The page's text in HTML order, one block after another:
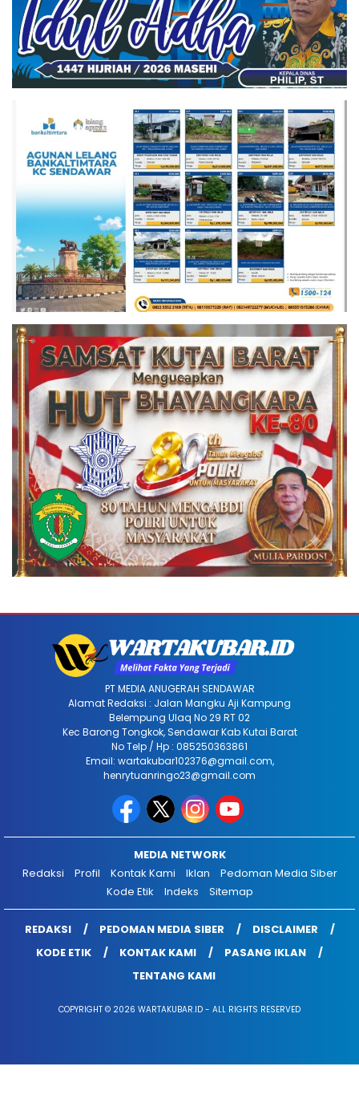
PT MEDIA ANUGERAH SENDAWAR
Alamat Redaksi : Jalan Mangku Aji Kampung
Belempung Ulaq No 29 RT 02
Kec Barong Tongkok, Sendawar Kab Kutai Barat
No Telp / Hp : 085250363861
Email: wartakubar102376@gmail.com,
henrytuanringo23@gmail.com
MEDIA NETWORK
Redaksi
Profil Kontak Kami Iklan
Pedoman Media Siber
Kode Etik
Indeks Sitemap
REDAKSI PEDOMAN MEDIA SIBER
DISCLAIMER
KODE ETIK
KONTAK KAMI
PASANG IKLAN
TENTANG KAMI
COPYRIGHT © 2026 WARTAKUBAR.ID - ALL RIGHTS RESERVED